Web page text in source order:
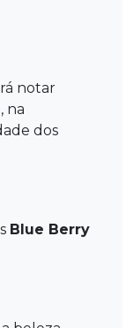
notar
na
dos
Blue Berry